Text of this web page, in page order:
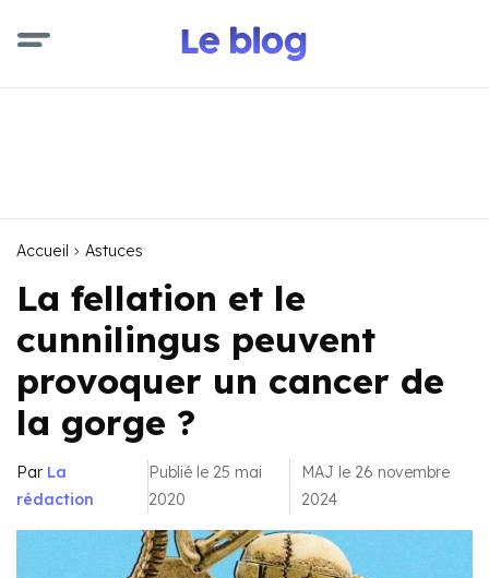
Accueil Astuces
La fellation et le
cunnilingus peuvent
provoquer un cancer de
la gorge ?
Par La
rédaction
Publié le 25 mai
2020
MAJ le 26 novembre
2024